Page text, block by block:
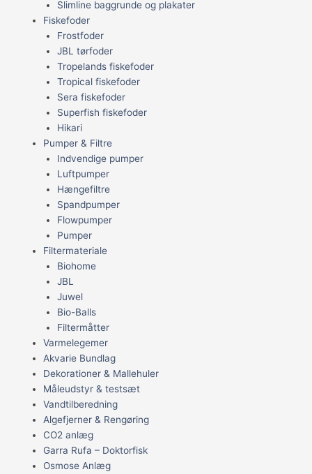
Slimline baggrunde og plakater
Fiskefoder
Frostfoder
JBL tørfoder
Tropelands fiskefoder
Tropical fiskefoder
Sera fiskefoder
Superfish fiskefoder
Hikari
Pumper & Filtre
Indvendige pumper
Luftpumper
Hængefiltre
Spandpumper
Flowpumper
Pumper
Filtermateriale
Biohome
JBL
Juwel
Bio-Balls
Filtermåtter
Varmelegemer
Akvarie Bundlag
Dekorationer & Mallehuler
Måleudstyr & testsæt
Vandtilberedning
Algefjerner & Rengøring
CO2 anlæg
Garra Rufa – Doktorfisk
Osmose Anlæg